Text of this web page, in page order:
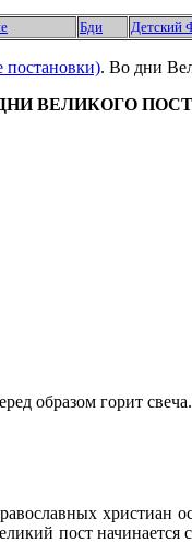
Бди Детский
постановки). Во дни
ВЕЛИКОГО
образом горит
христиан
пост